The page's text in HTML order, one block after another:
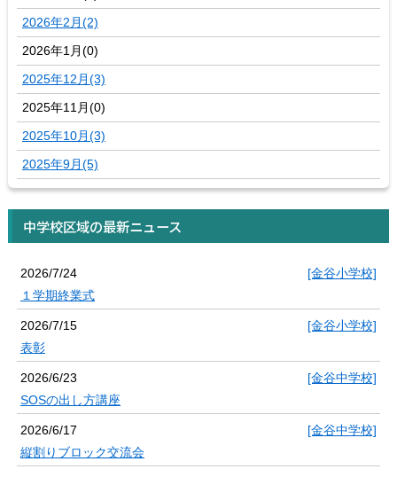
2026年2月(2)
2026年1月(0)
2025年12月(3)
2025年11月(0)
2025年10月(3)
2025年9月(5)
中学校区域の最新ニュース
2026/7/24
[金谷小学校]
１学期終業式
2026/7/15
[金谷小学校]
表彰
2026/6/23
[金谷中学校]
SOSの出し方講座
2026/6/17
[金谷中学校]
縦割りブロック交流会